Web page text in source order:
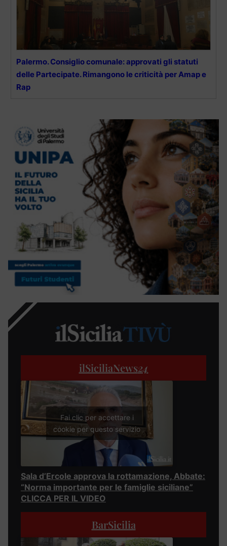
Palermo. Consiglio comunale: approvati gli statuti
delle Partecipate. Rimangono le criticità per Amap e
Rap
ilSiciliaNews24
Fai clic per accettare i
cookie per questo servizio
Sala d’Ercole approva la rottamazione, Abbate:
“Norma importante per le famiglie siciliane”
CLICCA PER IL VIDEO
BarSicilia